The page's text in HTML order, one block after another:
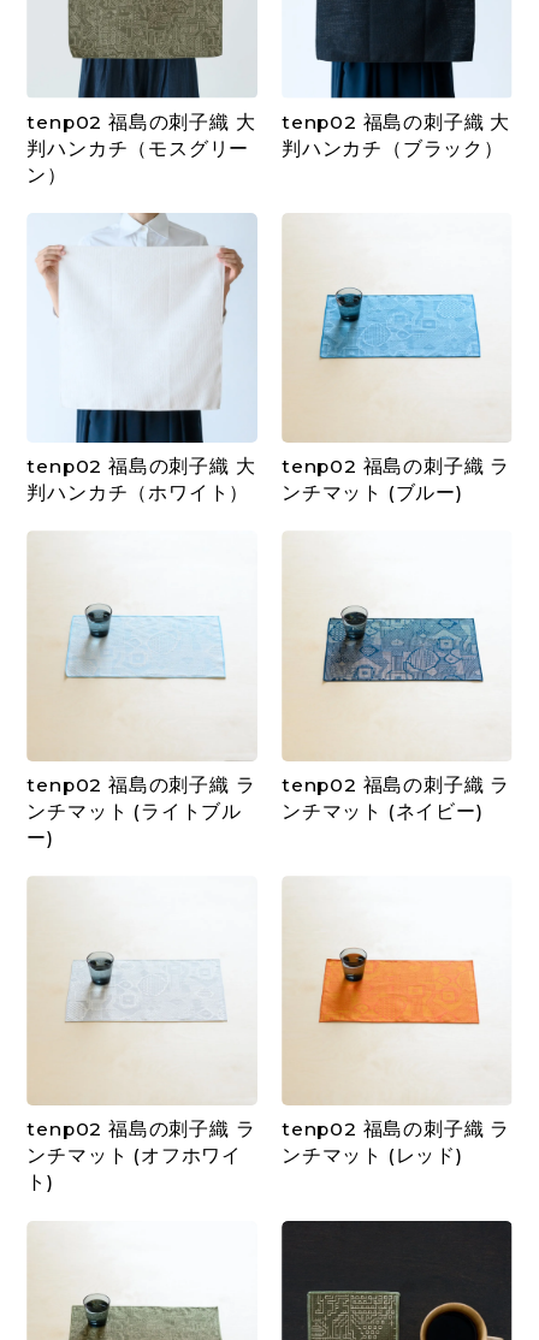
tenp02 福島の刺子織 大
判ハンカチ（モスグリー
ン）
tenp02 福島の刺子織 大
判ハンカチ（ブラック）
tenp02 福島の刺子織 大
判ハンカチ（ホワイト）
tenp02 福島の刺子織 ラ
ンチマット (ブルー)
tenp02 福島の刺子織 ラ
ンチマット (ライトブル
ー)
tenp02 福島の刺子織 ラ
ンチマット (ネイビー)
tenp02 福島の刺子織 ラ
ンチマット (オフホワイ
ト)
tenp02 福島の刺子織 ラ
ンチマット (レッド)